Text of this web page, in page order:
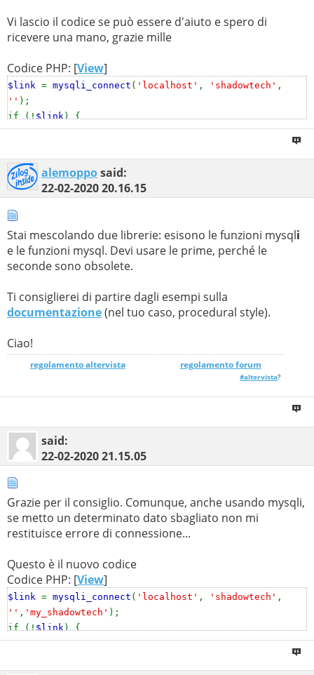
Vi lascio il codice se può essere d'aiuto e spero di
ricevere una mano, grazie mille
Codice PHP: [View]
$link = mysqli_connect ( 'localhost' , 'shadowtech' ,
'' );
if (!$link) {
echo'error';
mysql_select_db
alemopposaid:
22-02-202020.16.15
Stai mescolando due librerie: esisono le funzioni mysqli
e le funzioni mysql. Devi usare le prime, perché le
seconde sono obsolete.
Ti consiglierei di partire dagli esempi sulla
documentazione(nel tuo caso, procedural style).
Ciao!
regolamento altervista_______________ regolamento forum
#altervista?
said:
22-02-202021.15.05
Grazie per il consiglio. Comunque, anche usando mysqli,
se metto un determinato dato sbagliato non mi
restituisce errore di connessione...
Questo è il nuovo codice
Codice PHP: [View]
$link = mysqli_connect ( 'localhost' , 'shadowtech' ,
'' , 'my_shadowtech' );
if (! $link ) {
echo'error';